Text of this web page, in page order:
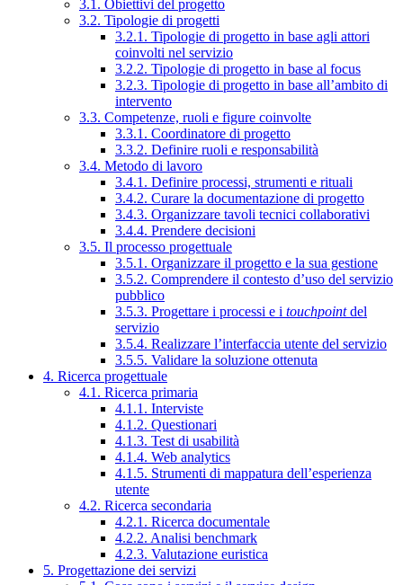
3.1. Obiettivi del progetto
3.2. Tipologie di progetti
3.2.1. Tipologie di progetto in base agli attori
coinvolti nel servizio
3.2.2. Tipologie di progetto in base al focus
3.2.3. Tipologie di progetto in base all’ambito di
intervento
3.3. Competenze, ruoli e figure coinvolte
3.3.1. Coordinatore di progetto
3.3.2. Definire ruoli e responsabilità
3.4. Metodo di lavoro
3.4.1. Definire processi, strumenti e rituali
3.4.2. Curare la documentazione di progetto
3.4.3. Organizzare tavoli tecnici collaborativi
3.4.4. Prendere decisioni
3.5. Il processo progettuale
3.5.1. Organizzare il progetto e la sua gestione
3.5.2. Comprendere il contesto d’uso del servizio
pubblico
3.5.3. Progettare i processi e i touchpointdel
servizio
3.5.4. Realizzare l’interfaccia utente del servizio
3.5.5. Validare la soluzione ottenuta
4. Ricerca progettuale
4.1. Ricerca primaria
4.1.1. Interviste
4.1.2. Questionari
4.1.3. Test di usabilità
4.1.4. Web analytics
4.1.5. Strumenti di mappatura dell’esperienza
utente
4.2. Ricerca secondaria
4.2.1. Ricerca documentale
4.2.2. Analisi benchmark
4.2.3. Valutazione euristica
5. Progettazione dei servizi